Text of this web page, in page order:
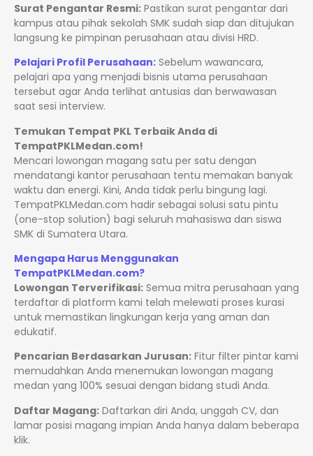
Surat Pengantar Resmi: Pastikan surat pengantar dari
kampus atau pihak sekolah SMK sudah siap dan ditujukan
langsung ke pimpinan perusahaan atau divisi HRD.
Pelajari Profil Perusahaan: Sebelum wawancara,
pelajari apa yang menjadi bisnis utama perusahaan
tersebut agar Anda terlihat antusias dan berwawasan
saat sesi interview.
Temukan Tempat PKL Terbaik Anda di
TempatPKLMedan.com!
Mencari lowongan magang satu per satu dengan
mendatangi kantor perusahaan tentu memakan banyak
waktu dan energi. Kini, Anda tidak perlu bingung lagi.
TempatPKLMedan.com hadir sebagai solusi satu pintu
(one-stop solution) bagi seluruh mahasiswa dan siswa
SMK di Sumatera Utara.
Mengapa Harus Menggunakan
TempatPKLMedan.com?
Lowongan Terverifikasi: Semua mitra perusahaan yang
terdaftar di platform kami telah melewati proses kurasi
untuk memastikan lingkungan kerja yang aman dan
edukatif.
Pencarian Berdasarkan Jurusan: Fitur filter pintar kami
memudahkan Anda menemukan lowongan magang
medan yang 100% sesuai dengan bidang studi Anda.
Daftar Magang: Daftarkan diri Anda, unggah CV, dan
lamar posisi magang impian Anda hanya dalam beberapa
klik.